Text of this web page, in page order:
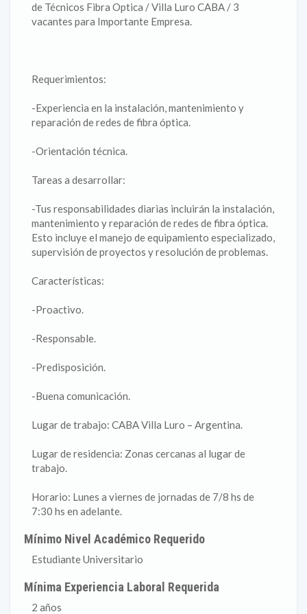
de Técnicos Fibra Optica / Villa Luro CABA / 3
vacantes para Importante Empresa.
Requerimientos:
-Experiencia en la instalación, mantenimiento y
reparación de redes de fibra óptica.
-Orientación técnica.
Tareas a desarrollar:
-Tus responsabilidades diarias incluirán la instalación,
mantenimiento y reparación de redes de fibra óptica.
Esto incluye el manejo de equipamiento especializado,
supervisión de proyectos y resolución de problemas.
Características:
-Proactivo.
-Responsable.
-Predisposición.
-Buena comunicación.
Lugar de trabajo: CABA Villa Luro – Argentina.
Lugar de residencia: Zonas cercanas al lugar de
trabajo.
Horario: Lunes a viernes de jornadas de 7/8 hs de
7:30 hs en adelante.
Mínimo Nivel Académico Requerido
Estudiante Universitario
Mínima Experiencia Laboral Requerida
2 años